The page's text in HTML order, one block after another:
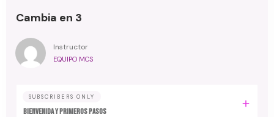
Cambia en 3
Instructor
EQUIPO MCS
SUBSCRIBERS ONLY
Bienvenida y primeros pasos